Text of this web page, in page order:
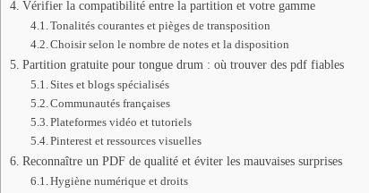
Vérifier la compatibilité entre la partition et votre gamme
Tonalités courantes et pièges de transposition
Choisir selon le nombre de notes et la disposition
Partition gratuite pour tongue drum : où trouver des pdf fiables
Sites et blogs spécialisés
Communautés françaises
Plateformes vidéo et tutoriels
Pinterest et ressources visuelles
Reconnaître un PDF de qualité et éviter les mauvaises surprises
Hygiène numérique et droits